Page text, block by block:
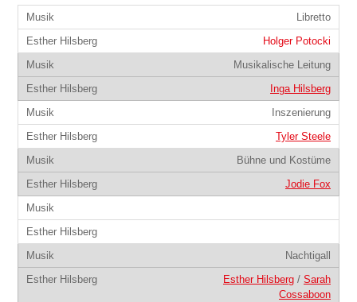
Libretto
Holger Potocki
Musikalische Leitung
Inga Hilsberg
Inszenierung
Tyler Steele
Bühne und Kostüme
Jodie Fox
Nachtigall
Esther Hilsberg / Sarah
Cossaboon